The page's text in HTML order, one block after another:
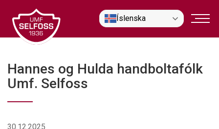
efni
Íslenska
Hannes og Hulda handboltafólk
Umf. Selfoss
30.12.2025